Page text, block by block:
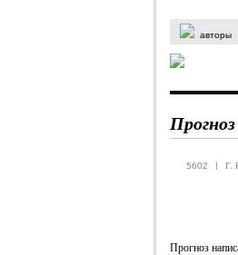
авторы
5602 | Г.
Прогноз